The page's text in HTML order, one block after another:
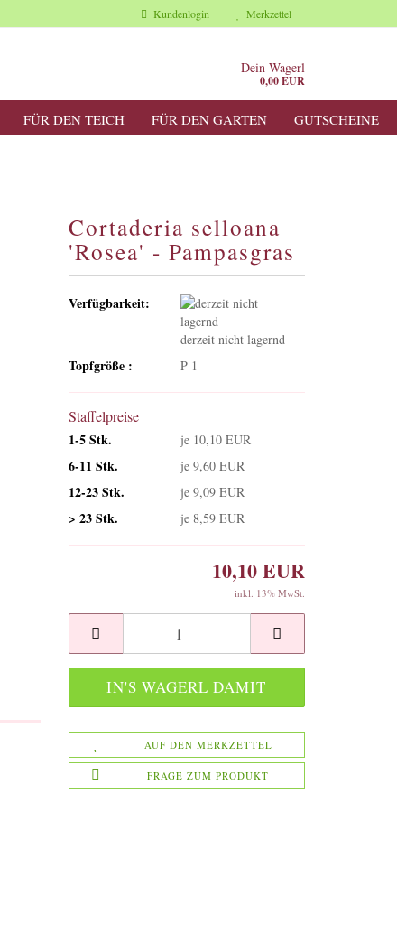
Kundenlogin Merkzettel
Dein Wagerl
0,00 EUR
FÜR DEN TEICH FÜR DEN GARTEN GUTSCHEINE
Cortaderia selloana
'Rosea' - Pampasgras
Verfügbarkeit:
derzeit nicht lagernd
Topfgröße : P 1
Staffelpreise
1-5 Stk.
je 10,10 EUR
6-11 Stk. je 9,60 EUR
12-23 Stk. je 9,09 EUR
> 23 Stk. je 8,59 EUR
10,10 EUR
inkl. 13% MwSt.
AUF DEN MERKZETTEL
FRAGE ZUM PRODUKT